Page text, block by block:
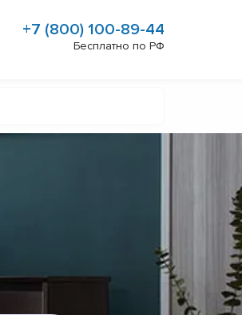
+7 (800) 100-89-44
Бесплатно по РФ